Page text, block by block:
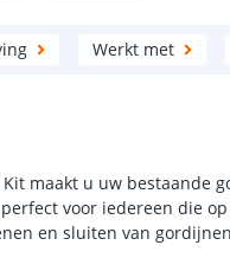
Werkt met
maakt u uw bestaande
voor iedereen die
en sluiten van